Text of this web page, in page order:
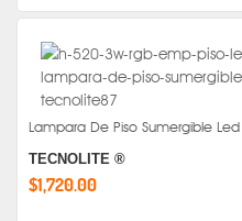
Lampara De Piso Sumergible
TECNOLITE ®
$1,720.00